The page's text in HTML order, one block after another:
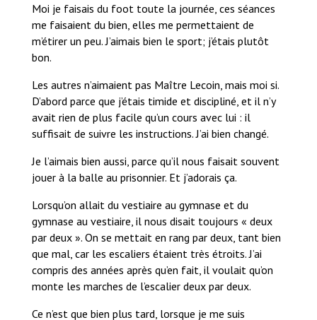
Moi je faisais du foot toute la journée, ces séances
me faisaient du bien, elles me permettaient de
m’étirer un peu. J’aimais bien le sport; j’étais plutôt
bon.
Les autres n’aimaient pas Maître Lecoin, mais moi si.
D’abord parce que j’étais timide et discipliné, et il n’y
avait rien de plus facile qu’un cours avec lui : il
suffisait de suivre les instructions. J’ai bien changé.
Je l’aimais bien aussi, parce qu’il nous faisait souvent
jouer à la balle au prisonnier. Et j’adorais ça.
Lorsqu’on allait du vestiaire au gymnase et du
gymnase au vestiaire, il nous disait toujours « deux
par deux ». On se mettait en rang par deux, tant bien
que mal, car les escaliers étaient très étroits. J’ai
compris des années après qu’en fait, il voulait qu’on
monte les marches de l’escalier deux par deux.
Ce n’est que bien plus tard, lorsque je me suis